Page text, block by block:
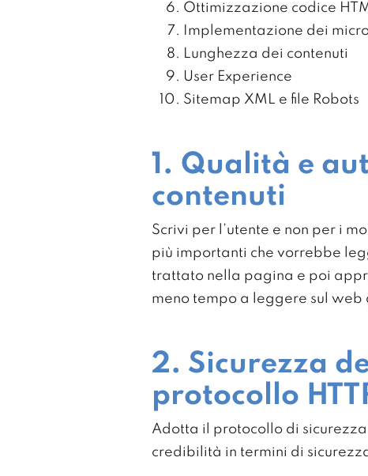
Ottimizzazione codice
Implementazione dei
Lunghezza dei contenuti
User Experience
Sitemap XML e file Robots
1. Qualità e
contenuti
Scrivi per l’utente e non per i
più importanti che vorrebbe
trattato nella pagina e poi
meno tempo a leggere sul
2. Sicurezza
protocollo
Adotta il protocollo di sicurezza
credibilità in termini di